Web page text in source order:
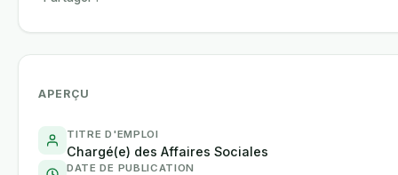
APERÇU
TITRE D'EMPLOI
Chargé(e) des Affaires Sociales
DATE DE PUBLICATION